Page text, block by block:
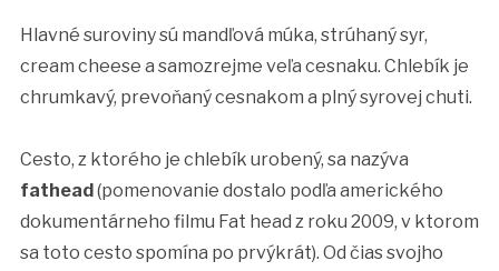
Hlavné suroviny sú mandľová múka, strúhaný syr,
cream cheese a samozrejme veľa cesnaku. Chlebík je
chrumkavý, prevoňaný cesnakom a plný syrovej chuti.
Cesto, z ktorého je chlebík urobený, sa nazýva
fathead(pomenovanie dostalo podľa amerického
dokumentárneho filmu Fat head z roku 2009, v ktorom
sa toto cesto spomína po prvýkrát). Od čias svojho